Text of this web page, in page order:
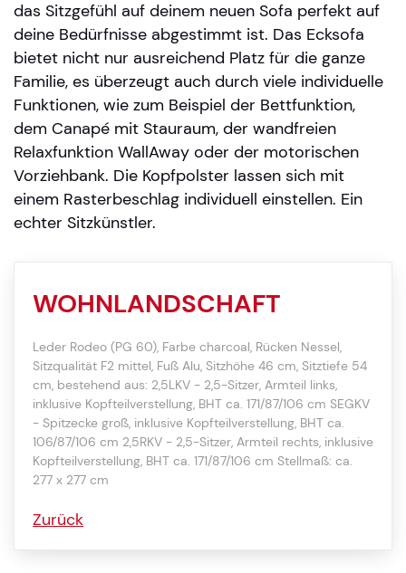
das Sitzgefühl auf deinem neuen Sofa perfekt auf
deine Bedürfnisse abgestimmt ist. Das Ecksofa
bietet nicht nur ausreichend Platz für die ganze
Familie, es überzeugt auch durch viele individuelle
Funktionen, wie zum Beispiel der Bettfunktion,
dem Canapé mit Stauraum, der wandfreien
Relaxfunktion WallAway oder der motorischen
Vorziehbank. Die Kopfpolster lassen sich mit
einem Rasterbeschlag individuell einstellen. Ein
echter Sitzkünstler.
WOHNLANDSCHAFT
Leder Rodeo (PG 60), Farbe charcoal, Rücken Nessel,
Sitzqualität F2 mittel, Fuß Alu, Sitzhöhe 46 cm, Sitztiefe 54
cm, bestehend aus: 2,5LKV - 2,5-Sitzer, Armteil links,
inklusive Kopfteilverstellung, BHT ca. 171/87/106 cm SEGKV
- Spitzecke groß, inklusive Kopfteilverstellung, BHT ca.
106/87/106 cm 2,5RKV - 2,5-Sitzer, Armteil rechts, inklusive
Kopfteilverstellung, BHT ca. 171/87/106 cm Stellmaß: ca.
277 x 277 cm
Zurück